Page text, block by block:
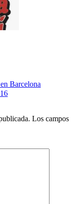
Barcelona
Los campos